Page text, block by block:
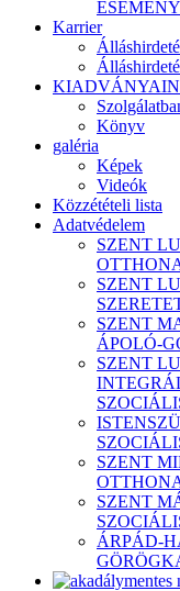
Karrier
Könyv
galéria
Képek
Videók
Közzétételi lista
Adatvédelem
SZENT
SZENT
SZENT
ÁPOLÓ-
SZENT
SZENT
SZENT
ÁRPÁD-